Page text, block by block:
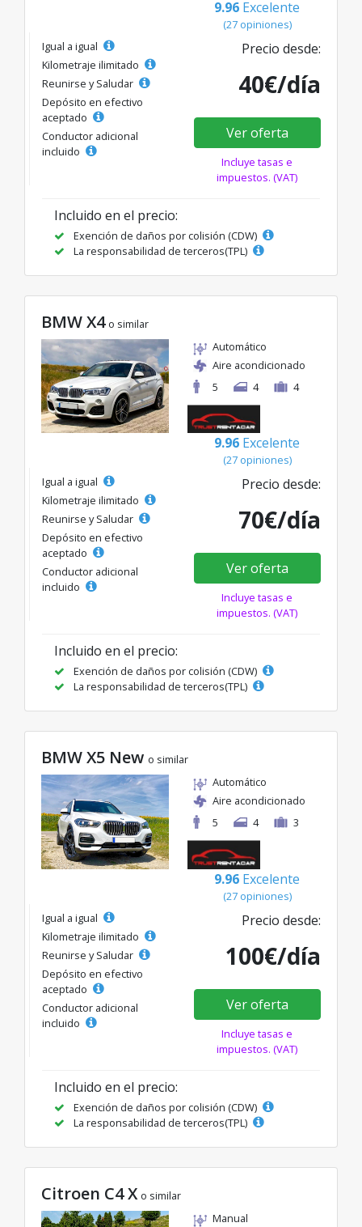
9.96 Excelente
(27 opiniones)
Igual a igual
Kilometraje ilimitado
Reunirse y Saludar
Depósito en efectivo
aceptado
Conductor adicional
incluido
Precio desde:
40€/día
Ver oferta
Incluye tasas e
impuestos. (VAT)
Incluido en el precio:
Exención de daños por colisión (CDW)
La responsabilidad de terceros(TPL)
BMW X4 o similar
Automático
Aire acondicionado
5
4 4
9.96 Excelente
(27 opiniones)
Igual a igual
Kilometraje ilimitado
Reunirse y Saludar
Depósito en efectivo
aceptado
Conductor adicional
incluido
Precio desde:
70€/día
Ver oferta
Incluye tasas e
impuestos. (VAT)
Incluido en el precio:
Exención de daños por colisión (CDW)
La responsabilidad de terceros(TPL)
BMW X5 New o similar
Automático
Aire acondicionado
5
4 3
9.96 Excelente
(27 opiniones)
Igual a igual
Kilometraje ilimitado
Reunirse y Saludar
Depósito en efectivo
aceptado
Conductor adicional
incluido
Precio desde:
100€/día
Ver oferta
Incluye tasas e
impuestos. (VAT)
Incluido en el precio:
Exención de daños por colisión (CDW)
La responsabilidad de terceros(TPL)
Citroen C4 X o similar
Manual